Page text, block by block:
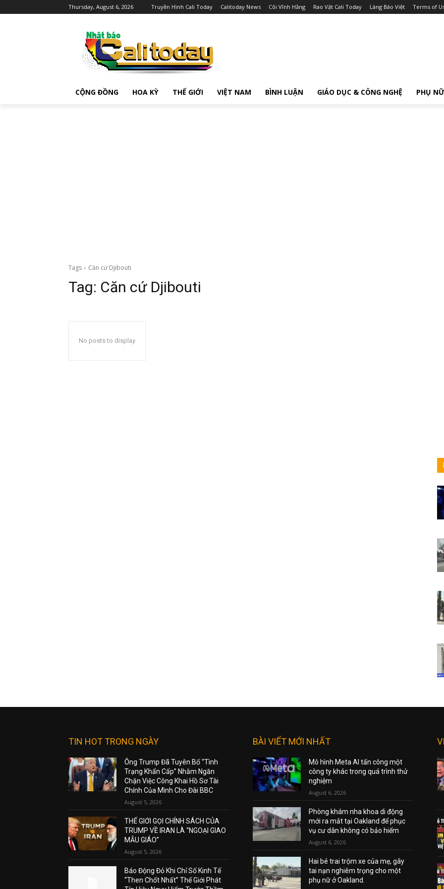
Thursday, August 6, 2026 Truyền Hình Cali Today Calitoday News Cõi Vĩnh Hằng Rao Vặt Cali Today Làng Báo Việt Terms of
CỘNG ĐỒNG HOA KỲ THẾ GIỚI VIỆT NAM BÌNH LUẬN GIÁO DỤC & CÔNG NGHỆ PHỤ NỮ
Tags Căn cứ Djibouti
Tag: Căn cứ Djibouti
No posts to display
TIN HOT TRONG NGÀY
Ông Trump Đã Tuyên Bố “Tình
Trạng Khẩn Cấp” Nhằm Ngăn
Chặn Việc Công Khai Hồ Sơ Tài
Chính Của Mình Cho Đài BBC
August 5, 2026
THẾ GIỚI GỌI CHÍNH SÁCH CỦA
TRUMP VỀ IRAN LÀ “NGOẠI GIAO
MẪU GIÁO”
August 5, 2026
Báo Động Đỏ Khi Chỉ Số Kinh Tế
“Then Chốt Nhất” Thế Giới Phát
BÀI VIẾT MỚI NHẤT
Mô hình Meta AI tấn công một
công ty khác trong quá trình thử
nghiệm
August 6, 2026
Phòng khám nha khoa di động
mới ra mắt tại Oakland để phục
vụ cư dân không có bảo hiểm
August 6, 2026
Hai bé trai trộm xe của mẹ, gây
tai nạn nghiêm trọng cho một
phụ nữ ở Oakland.